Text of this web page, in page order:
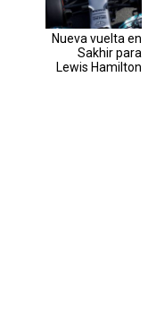
Nueva vuelta en
Sakhir para
Lewis Hamilton